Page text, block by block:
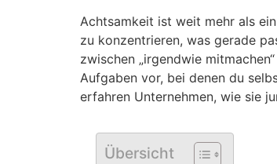
Achtsamkeit ist weit mehr als
zu konzentrieren, was gerade
zwischen „irgendwie
Aufgaben vor, bei denen du
erfahren Unternehmen, wie sie
Übersicht